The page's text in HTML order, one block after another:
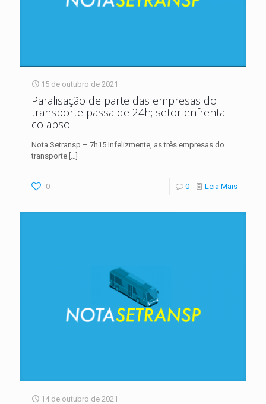
15 de outubro de 2021
Paralisação de parte das empresas do
transporte passa de 24h; setor enfrenta
colapso
Nota Setransp – 7h15 Infelizmente, as três empresas do
transporte […]
0 0 Leia Mais
14 de outubro de 2021